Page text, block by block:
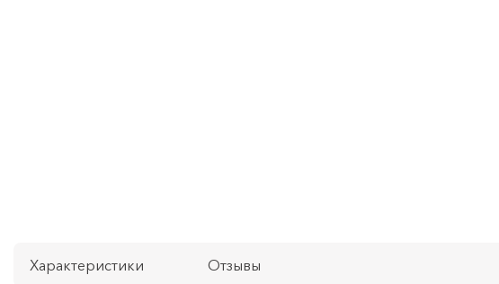
Характеристики Отзывы